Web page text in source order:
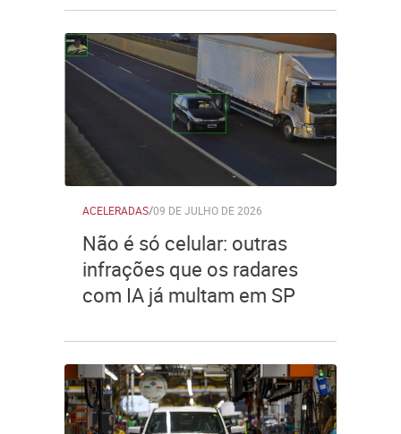
ACELERADAS/09 DE JULHO DE 2026
Não é só celular: outras
infrações que os radares
com IA já multam em SP